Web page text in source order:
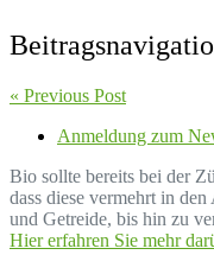
« Previous Post
Anmeldung zum
Bio sollte bereits bei der
dass diese vermehrt in
und Getreide, bis hin zu
Hier erfahren Sie mehr